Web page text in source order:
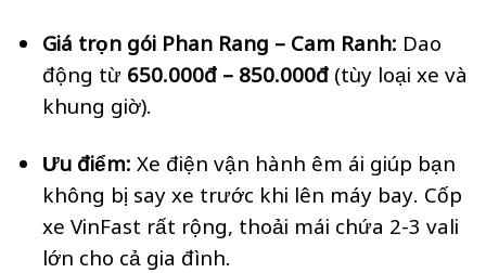
Giá trọn gói Phan Rang – Cam Ranh: Dao
động từ 650.000đ – 850.000đ (tùy loại xe và
khung giờ).
Ưu điểm: Xe điện vận hành êm ái giúp bạn
không bị say xe trước khi lên máy bay. Cốp
xe VinFast rất rộng, thoải mái chứa 2-3 vali
lớn cho cả gia đình.